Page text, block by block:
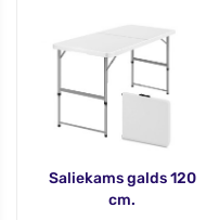
Saliekams galds 120
cm.